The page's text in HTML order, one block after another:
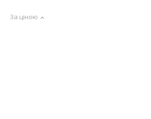
За ціною